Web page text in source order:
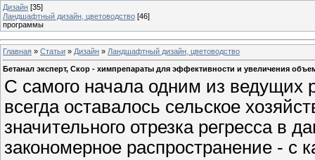
Дизайн [35]
Ландшафтный дизайн, цветоводство [46]
программы
Главная » Статьи » Дизайн » Ландшафтный дизайн, цветоводство
Бетанал эксперт, Скор - химпрепараты для эффективности и увеличения
С самого начала одним из ведущих
всегда оставалось сельское
значительного отрезка регресса в
закономерное распространение -